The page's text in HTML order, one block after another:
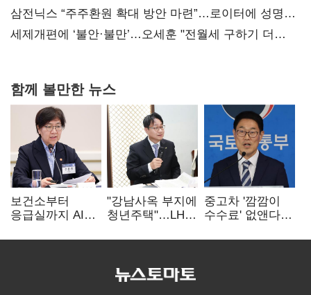
대전’
삼전닉스 “주주환원 확대 방안 마련”…로이터에 성명
보내
세제개편에 ‘불안·불만’…오세훈 "전월세 구하기 더
함께 볼만한 뉴스
보건소부터
응급실까지 AI
혁신 본격화
"강남사옥 부지에
청년주택"…LH도
중고차 '깜깜이
수수료' 없앤다…
생기면 환불